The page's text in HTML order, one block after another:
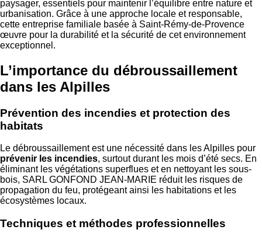
paysager, essentiels pour maintenir l’équilibre entre nature et
urbanisation. Grâce à une approche locale et responsable,
cette entreprise familiale basée à Saint-Rémy-de-Provence
œuvre pour la durabilité et la sécurité de cet environnement
exceptionnel.
L’importance du débroussaillement
dans les Alpilles
Prévention des incendies et protection des
habitats
Le débroussaillement est une nécessité dans les Alpilles pour
prévenir les incendies, surtout durant les mois d’été secs. En
éliminant les végétations superflues et en nettoyant les sous-
bois, SARL GONFOND JEAN-MARIE réduit les risques de
propagation du feu, protégeant ainsi les habitations et les
écosystèmes locaux.
Techniques et méthodes professionnelles